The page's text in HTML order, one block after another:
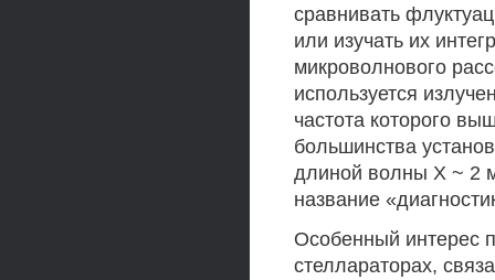
сравнивать
или изучать их
микроволнового
используется
частота которого
большинства
длиной волны X ~ 2
название
Особенный интерес
стеллараторах,